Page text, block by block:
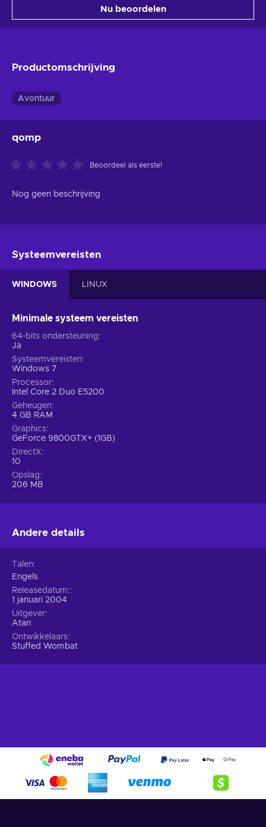
Nu beoordelen
Productomschrijving
Avontuur
qomp
Beoordeel als eerste!
Nog geen beschrijving
Systeemvereisten
WINDOWS LINUX
Minimale systeem vereisten
64-bits ondersteuning
Ja
Systeemvereisten
Windows 7
Processor
Intel Core 2 Duo E5200
Geheugen
4 GB RAM
Graphics
GeForce 9800GTX+ (1GB)
DirectX
10
Opslag
206 MB
Andere details
Talen
Engels
Releasedatum:
1 januari 2004
Uitgever
Atari
Ontwikkelaars
Stuffed Wombat